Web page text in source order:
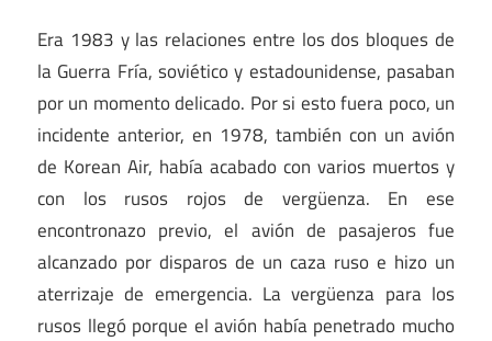
Era 1983 y las relaciones entre los dos bloques de
la Guerra Fría, soviético y estadounidense, pasaban
por un momento delicado. Por si esto fuera poco, un
incidente anterior, en 1978, también con un avión
de Korean Air, había acabado con varios muertos y
con los rusos rojos de vergüenza. En ese
encontronazo previo, el avión de pasajeros fue
alcanzado por disparos de un caza ruso e hizo un
aterrizaje de emergencia. La vergüenza para los
rusos llegó porque el avión había penetrado mucho